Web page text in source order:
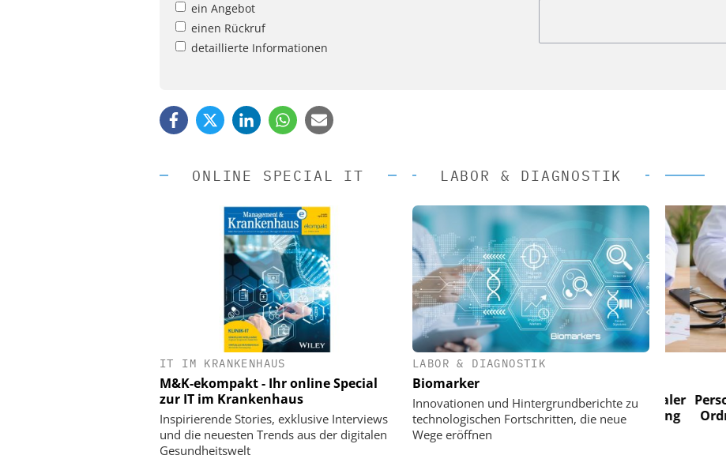
ein Angebot
einen Rückruf
detaillierte Informationen
ONLINE SPECIAL IT
IT IM KRANKENHAUS
M&K-ekompakt - Ihr online Special
zur IT im Krankenhaus
Inspirierende Stories, exklusive Interviews
und die neuesten Trends aus der digitalen
Gesundheitswelt
LABOR & DIAGNOSTIK
LABOR & DIAGNOSTIK
Biomarker
Innovationen und Hintergrundberichte zu
technologischen Fortschritten, die neue
Wege eröffnen
EASY SOFTWARE AG
Digitalisierung im
Personalmanagement: Von digitaler
Ordnung zur KI-fähigen Steuerung
EASY SOFTWARE AG
Personalmanagement: Von digitaler
Ordnung zur KI-fähigen Steuerung